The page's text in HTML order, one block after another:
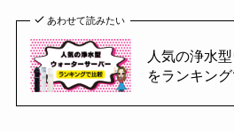
あわせて読みたい
人気の浄水
をランキング